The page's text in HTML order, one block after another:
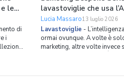
le
di
i
lavastoviglie che usa
i consumi
Lucia Massaro13 luglio 2026
Lavastoviglie -
ormai ovunque. A volte è
marketing, altre volte invece